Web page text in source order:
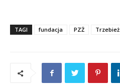
TAGI fundacja PZŻ Trzebież